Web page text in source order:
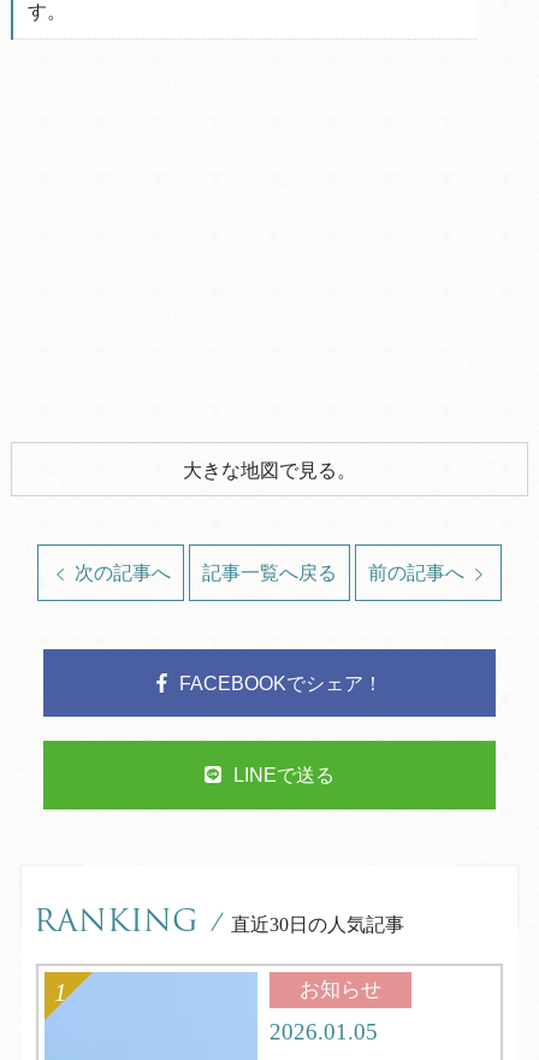
す。
大きな地図で見る。
次の記事へ 記事一覧へ戻る 前の記事へ
FACEBOOKでシェア！
LINEで送る
RANKING / 直近30日の人気記事
お知らせ
2026.01.05